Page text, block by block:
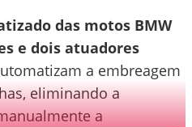
das motos BMW
e dois atuadores
a embreagem
eliminando a
a